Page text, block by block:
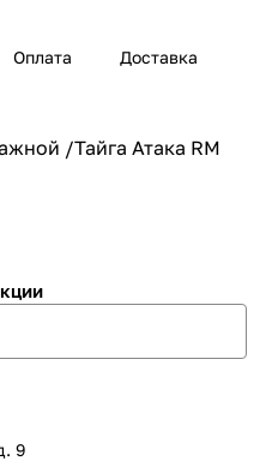
Оплата Доставка
/Тайга Атака RM
9